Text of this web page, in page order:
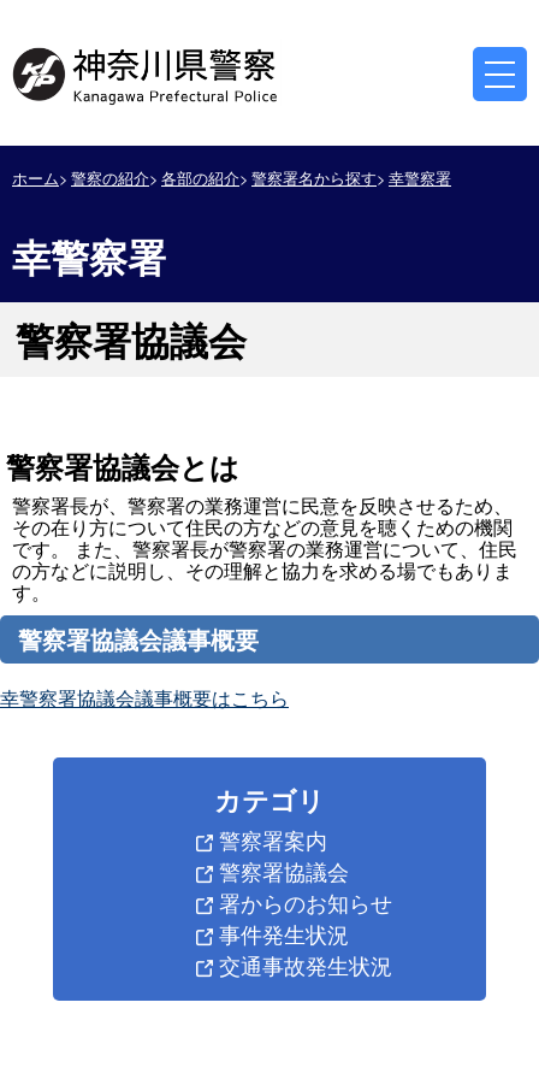
ホーム 警察の紹介 各部の紹介 警察署名から探す 幸警察署
幸警察署
警察署協議会
警察署協議会とは
警察署長が、警察署の業務運営に民意を反映させるため、
その在り方について住民の方などの意見を聴くための機関
です。 また、警察署長が警察署の業務運営について、住民
の方などに説明し、その理解と協力を求める場でもありま
す。
警察署協議会議事概要
幸警察署協議会議事概要はこちら
カテゴリ
警察署案内
警察署協議会
署からのお知らせ
事件発生状況
交通事故発生状況